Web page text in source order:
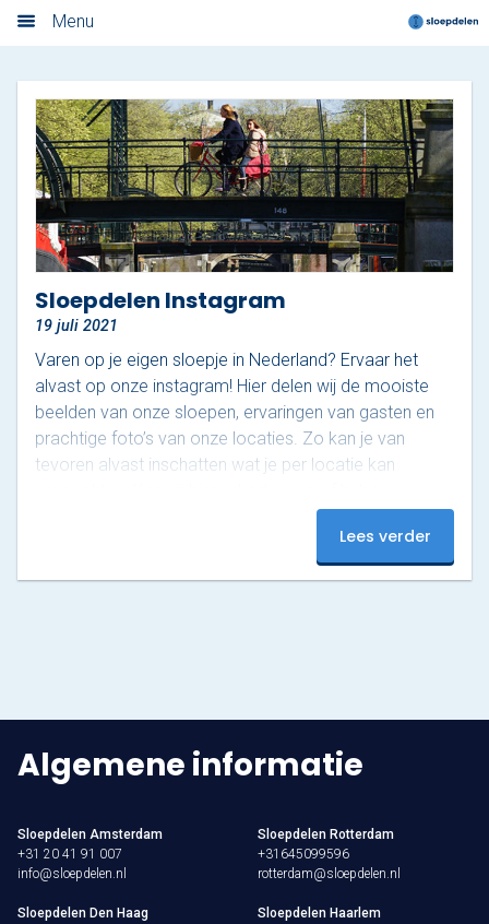
Menu
Nieuwsoverzicht
Boek nu
Locaties
Amsterdam
Utrecht
Rotterdam
Haarlem
Loosdrecht
Alle evenementen
Nieuwsoverzicht
Sloepdelen Instagram
19 juli 2021
Varen op je eigen sloepje in Nederland? Ervaar het
alvast op onze instagram! Hier delen wij de mooiste
beelden van onze sloepen, ervaringen van gasten en
prachtige foto’s van onze locaties. Zo kan je van
tevoren alvast inschatten wat je per locatie kan
gevaren? Deel dan je eigen beelden door ons te
taggen @sloepdelen, en voeg de hashtag #sloepdelen
toe. De leukste foto’s en video’s delen wij in ons
Lees verder
Algemene informatie
Sloepdelen Amsterdam
+31 20 41 91 007
info@sloepdelen.nl
Sloepdelen Rotterdam
+31645099596
rotterdam@sloepdelen.nl
Sloepdelen Den Haag
Sloepdelen Haarlem